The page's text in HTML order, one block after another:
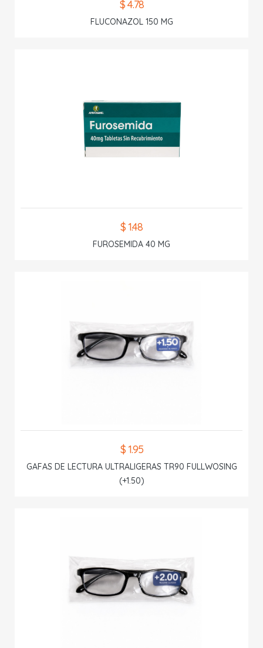
$ 4.78
FLUCONAZOL 150 MG
$ 1.48
FUROSEMIDA 40 MG
$ 1.95
GAFAS DE LECTURA ULTRALIGERAS TR90 FULLWOSING
(+1.50)